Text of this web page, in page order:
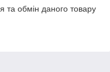
обмін даного товару